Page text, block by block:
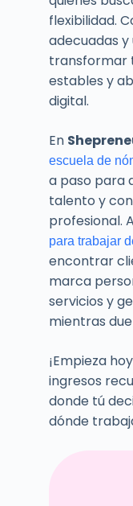
flexibilidad.
adecuadas
transformar
estables y
digital.
En
escuela de
a paso para
talento y
profesional.
para trabajar
encontrar
marca
servicios y
mientras
¡Empieza
ingresos
donde tú
dónde